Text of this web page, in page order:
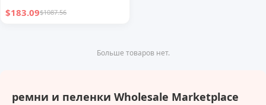
новорожденных
$183.09$1087.56
Больше товаров нет.
ремни и пеленки Wholesale Marketplace